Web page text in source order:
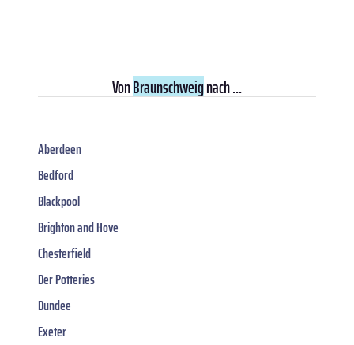
VonBraunschweignach ...
Aberdeen
Bedford
Blackpool
Brighton and Hove
Chesterfield
Der Potteries
Dundee
Exeter